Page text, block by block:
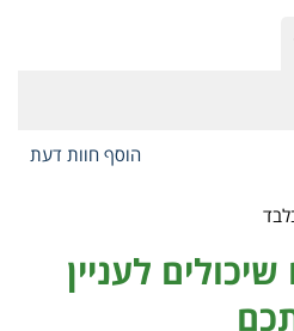
הוסף חוות דעת
לעניין